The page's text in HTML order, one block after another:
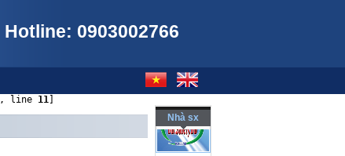
Hotline: 0903002766
, line 11
Nhà sx